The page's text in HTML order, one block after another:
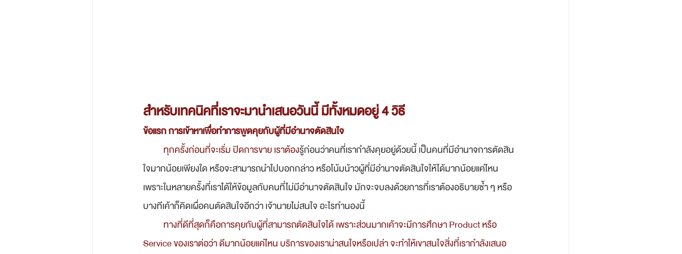
สำหรับเทคนิคที่เราจะมานำเสนอวันนี้ มีทั้งหมดอยู่ 4 วิธี
ข้อแรก การเข้าหาเพื่อทำการพูดคุยกับผู้ที่มีอำนาจตัดสินใจ
	ทุกครั้งก่อนที่จะเริ่ม ปิดการขาย เราต้อง
รู้ก่อนว่าคนที่เรากำลังคุยอยู่ด้วยนี้ เป็นคนที่มีอำนาจการตัดสิน
ใจมากน้อยเพียงใด หรือจะสามารถนำไปบอกกล่าว หรือโน้มน้าวผู้ที่มีอำนาจตัดสินใจให้ได้มากน้อยแค่ไหน
เพราะในหลายครั้งที่เราได้ให้ข้อมูลกับคนที่ไม่มีอำนาจตัดสินใจ มักจะจบลงด้วยการที่เราต้องอธิบายซ้ำ ๆ หรือ
บางทีเค้าก็คิดเผื่อคนตัดสินใจอีกว่า เจ้านายไม่สนใจ อะไรทำนองนี้
Service ของเราต่อว่า ดีมากน้อยแค่ไหน บริการของเราน่าสนใจหรือเปล่า จะทำให้เขาสนใจสิ่งที่เรากำลังเสนอ